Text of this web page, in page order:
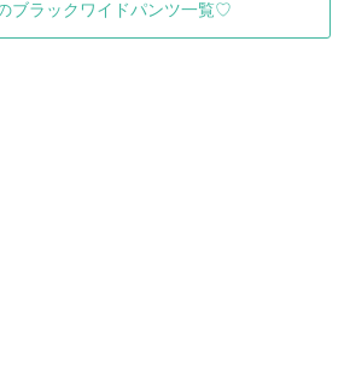
ブラックワイドパンツ一覧♡